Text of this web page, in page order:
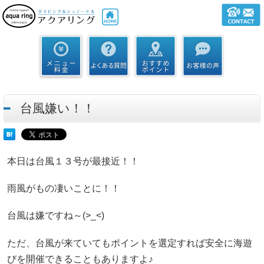
台風嫌い！！
本日は台風１３号が最接近！！
雨風がもの凄いことに！！
台風は嫌ですね～(>_<)
ただ、台風が来ていてもポイントを選定すれば安全に海遊
びを開催できることもありますよ♪